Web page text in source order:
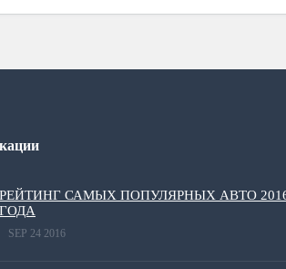
РЕЙТИНГ САМЫХ ПОПУЛЯРНЫХ АВТО
ГОДА
SEP 24 2016